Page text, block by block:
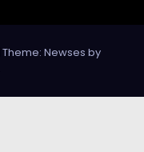
Theme: Newses by